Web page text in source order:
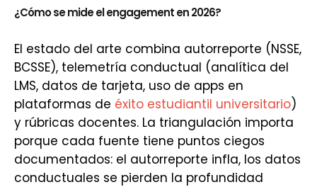
¿Cómo se mide el engagement en 2026?
El estado del arte combina autorreporte (NSSE,
BCSSE), telemetría conductual (analítica del
LMS, datos de tarjeta, uso de apps en
plataformas de éxito estudiantil universitario)
y rúbricas docentes. La triangulación importa
porque cada fuente tiene puntos ciegos
documentados: el autorreporte infla, los datos
conductuales se pierden la profundidad